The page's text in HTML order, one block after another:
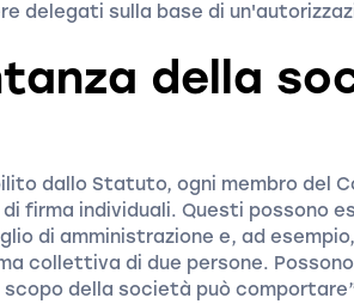
delegati sulla base di
della
dallo Statuto, ogni membro del
firma individuali. Questi possono
di amministrazione e, ad
collettiva di due persone.
della società può comportare”